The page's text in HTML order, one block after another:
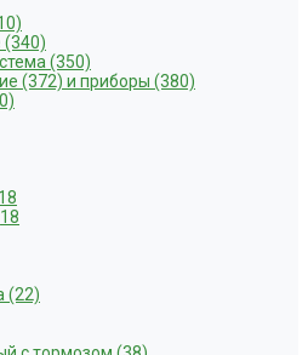
(340)
(350)
(372) и приборы (380)
(22)